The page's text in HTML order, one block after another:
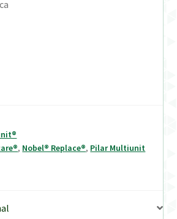
| Tienda Online!
, Nobel® Replace®, Pilar Multiunit